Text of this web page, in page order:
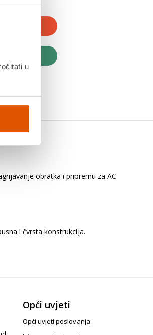
u
obratka i pripremu za AC
i čvrsta konstrukcija.
Opći uvjeti
Opći uvjeti poslovanja